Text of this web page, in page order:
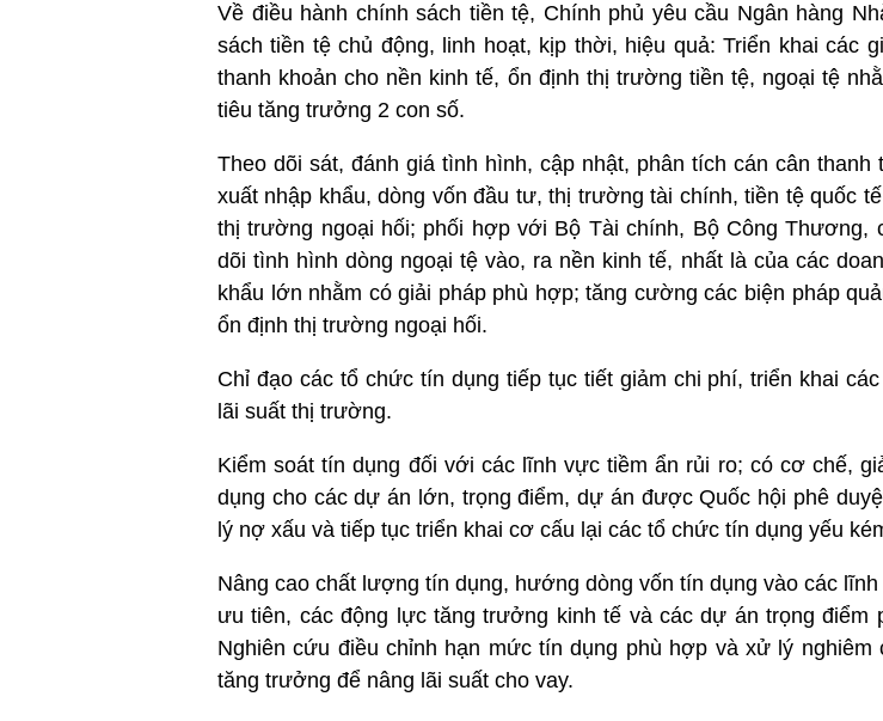
Về điều hành chính sách tiền tệ, Chính phủ yêu cầu Ngân hàng
sách tiền tệ chủ động, linh hoạt, kịp thời, hiệu quả: Triển khai các
thanh khoản cho nền kinh tế, ổn định thị trường tiền tệ, ngoại tệ
tiêu tăng trưởng 2 con số.
Theo dõi sát, đánh giá tình hình, cập nhật, phân tích cán cân thanh
xuất nhập khẩu, dòng vốn đầu tư, thị trường tài chính, tiền tệ quốc
thị trường ngoại hối; phối hợp với Bộ Tài chính, Bộ Công Thương,
dõi tình hình dòng ngoại tệ vào, ra nền kinh tế, nhất là của các
khẩu lớn nhằm có giải pháp phù hợp; tăng cường các biện pháp
ổn định thị trường ngoại hối.
Chỉ đạo các tổ chức tín dụng tiếp tục tiết giảm chi phí, triển khai
lãi suất thị trường.
Kiểm soát tín dụng đối với các lĩnh vực tiềm ẩn rủi ro; có cơ chế,
dụng cho các dự án lớn, trọng điểm, dự án được Quốc hội phê
lý nợ xấu và tiếp tục triển khai cơ cấu lại các tổ chức tín dụng yếu
Nâng cao chất lượng tín dụng, hướng dòng vốn tín dụng vào các
ưu tiên, các động lực tăng trưởng kinh tế và các dự án trọng điểm
Nghiên cứu điều chỉnh hạn mức tín dụng phù hợp và xử lý
tăng trưởng để nâng lãi suất cho vay.